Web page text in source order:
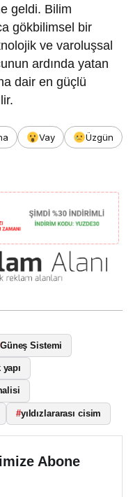
geldi. Bilim
gökbilimsel bir
ve varoluşsal
ardında yatan
dair en güçlü
Vay
Üzgün
Güneş Sistemi
#yıldızlararası cisim
Abone